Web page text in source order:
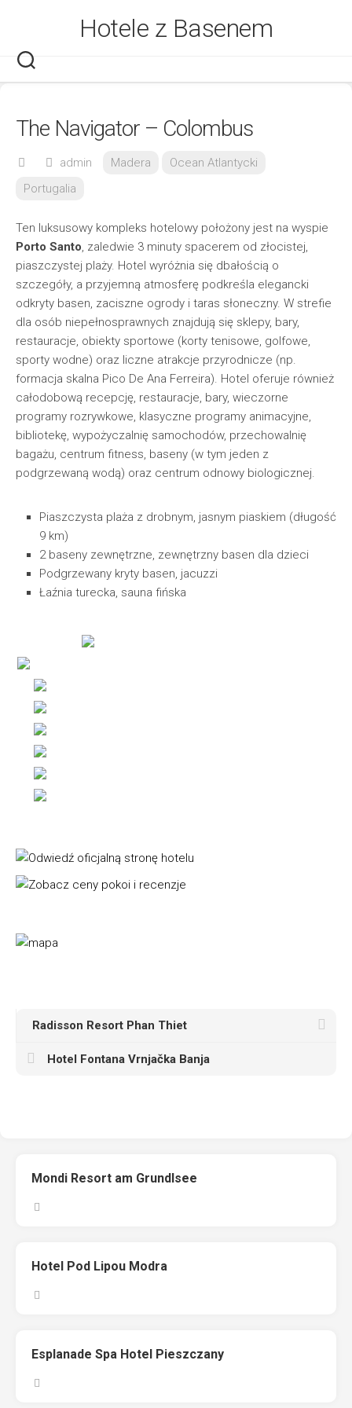
Hotele z Basenem
The Navigator – Colombus
admin Madera
Ocean Atlantycki
Portugalia
Ten luksusowy kompleks hotelowy położony jest na wyspie
Porto Santo, zaledwie 3 minuty spacerem od złocistej,
piaszczystej plaży. Hotel wyróżnia się dbałością o
szczegóły, a przyjemną atmosferę podkreśla elegancki
odkryty basen, zaciszne ogrody i taras słoneczny. W strefie
dla osób niepełnosprawnych znajdują się sklepy, bary,
restauracje, obiekty sportowe (korty tenisowe, golfowe,
sporty wodne) oraz liczne atrakcje przyrodnicze (np.
formacja skalna Pico De Ana Ferreira). Hotel oferuje również
całodobową recepcję, restauracje, bary, wieczorne
programy rozrywkowe, klasyczne programy animacyjne,
bibliotekę, wypożyczalnię samochodów, przechowalnię
bagażu, centrum fitness, baseny (w tym jeden z
podgrzewaną wodą) oraz centrum odnowy biologicznej.
Piaszczysta plaża z drobnym, jasnym piaskiem (długość
9 km)
2 baseny zewnętrzne, zewnętrzny basen dla dzieci
Podgrzewany kryty basen, jacuzzi
Łaźnia turecka, sauna fińska
Radisson Resort Phan Thiet
Hotel Fontana Vrnjačka Banja
Mondi Resort am Grundlsee
Hotel Pod Lipou Modra
Esplanade Spa Hotel Pieszczany